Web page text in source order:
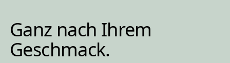
Ganz nach Ihrem
Geschmack.